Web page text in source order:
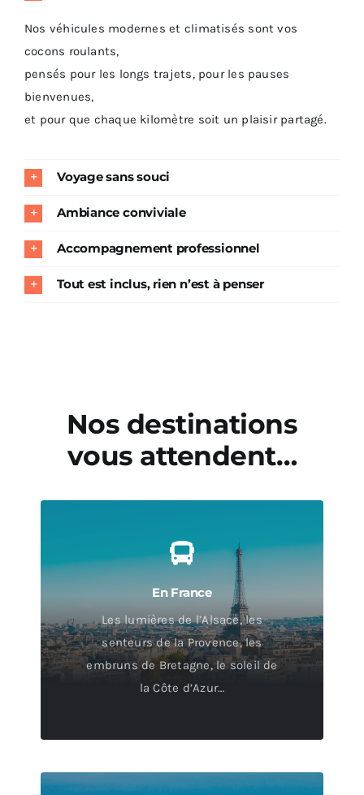
Nos véhicules modernes et climatisés sont vos
cocons roulants,
pensés pour les longs trajets, pour les pauses
bienvenues,
et pour que chaque kilomètre soit un plaisir partagé.
Voyage sans souci
Ambiance conviviale
Accompagnement professionnel
Tout est inclus, rien n’est à penser
Nos destinations
vous attendent…
En France
Les lumières de l’Alsace, les
senteurs de la Provence, les
embruns de Bretagne, le soleil de
la Côte d’Azur…